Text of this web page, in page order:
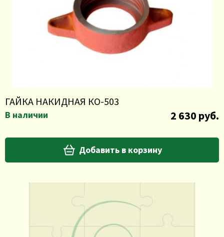
ГАЙКА НАКИДНАЯ КО-503
В наличии 2 630 руб.
Добавить в корзину